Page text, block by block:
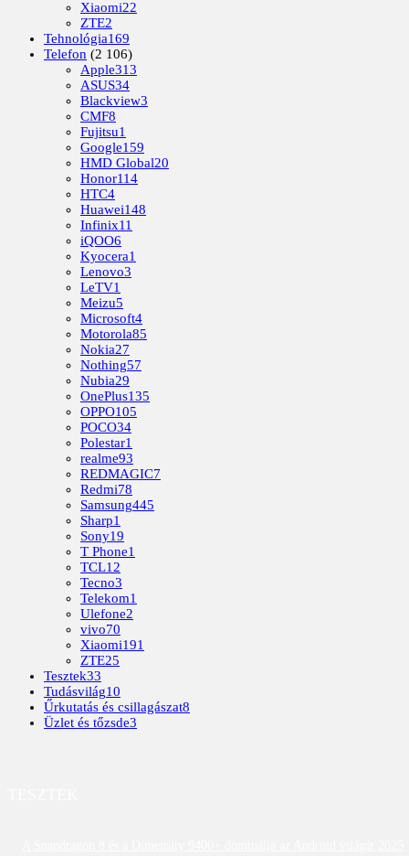
Xiaomi22
ZTE2
Tehnológia169
Telefon (2 106)
Apple313
ASUS34
Blackview3
CMF8
Fujitsu1
Google159
HMD Global20
Honor114
HTC4
Huawei148
Infinix11
iQOO6
Kyocera1
Lenovo3
LeTV1
Meizu5
Microsoft4
Motorola85
Nokia27
Nothing57
Nubia29
OnePlus135
OPPO105
POCO34
Polestar1
realme93
REDMAGIC7
Redmi78
Samsung445
Sharp1
Sony19
T Phone1
TCL12
Tecno3
Telekom1
Ulefone2
vivo70
Xiaomi191
ZTE25
Tesztek33
Tudásvilág10
Űrkutatás és csillagászat8
Üzlet és tőzsde3